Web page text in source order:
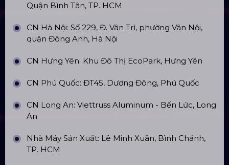
Quận Bình Tân, TP. HCM
CN Hà Nội: Số 229, Đ. Vân Trì, phường Vân Nội,
quận Đông Anh, Hà Nội
CN Hưng Yên: Khu Đô Thị EcoPark, Hưng Yên
CN Phú Quốc: ĐT45, Dương Đông, Phú Quốc
CN Long An: Viettruss Aluminum - Bến Lức, Long
An
Nhà Máy Sản Xuất: Lê Minh Xuân, Bình Chánh,
TP. HCM